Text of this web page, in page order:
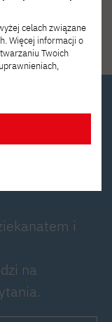
z
i
na
celach związane
Więcej informacji o
Twoich